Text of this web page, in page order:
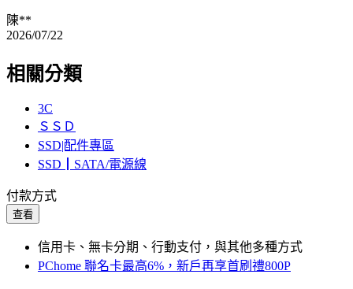
陳**
2026/07/22
相關分類
3C
ＳＳＤ
SSD|配件專區
SSD┃SATA/電源線
付款方式
查看
信用卡、無卡分期、行動支付，與其他多種方式
PChome 聯名卡最高6%，新戶再享首刷禮800P